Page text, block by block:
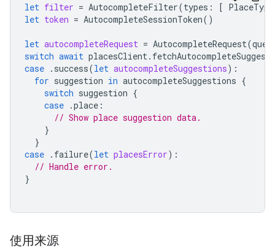
let filter = AutocompleteFilter(types : [ PlaceType
let token = AutocompleteSessionToken()
let autocompleteRequest = AutocompleteRequest(
switch await placesClient .
case . success(let autocompleteSuggestions):
for suggestion in autocompleteSuggestions {
switch suggestion {
case .place :
// Show place suggestion data.
}
}
case . failure(let placesError):
// Handle error.
}
使用来源